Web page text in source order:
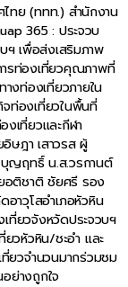
ทย (ททท.) สำนักงาน
365 : ประจวบ
ฯ เพื่อส่งเสริมภาพ
รท่องเที่ยวคุณภาพที่
งท่องเที่ยวภายใน
จท่องเที่ยวในพื้นที่
เที่ยวและกีฬา
ษฎา เสาวรส ผู้
บุญฤทธิ์ น.ส.วรกานต์
อติชาติ ชัยศรี รอง
าวุโสอำเภอหัวหิน
ที่ยวจังหวัดประจวบฯ
วหัวหิน/ชะอำ และ
ยวจำนวนมากร่วมชม
ย่างถูกใจ